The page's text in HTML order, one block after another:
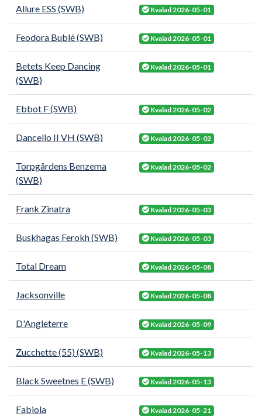
Allure ESS (SWB) Kvalad 2026-05-01
Feodora Bublé (SWB) Kvalad 2026-05-01
Betets Keep Dancing
(SWB)
Kvalad 2026-05-01
Ebbot F (SWB) Kvalad 2026-05-02
Dancello II VH (SWB) Kvalad 2026-05-02
Torpgårdens Benzema
(SWB)
Kvalad 2026-05-02
Frank Zinatra Kvalad 2026-05-03
Buskhagas Ferokh (SWB) Kvalad 2026-05-03
Total Dream Kvalad 2026-05-08
Jacksonville Kvalad 2026-05-08
D'Angleterre Kvalad 2026-05-09
Zucchette (55) (SWB) Kvalad 2026-05-13
Black Sweetnes E (SWB) Kvalad 2026-05-13
Fabiola Kvalad 2026-05-21